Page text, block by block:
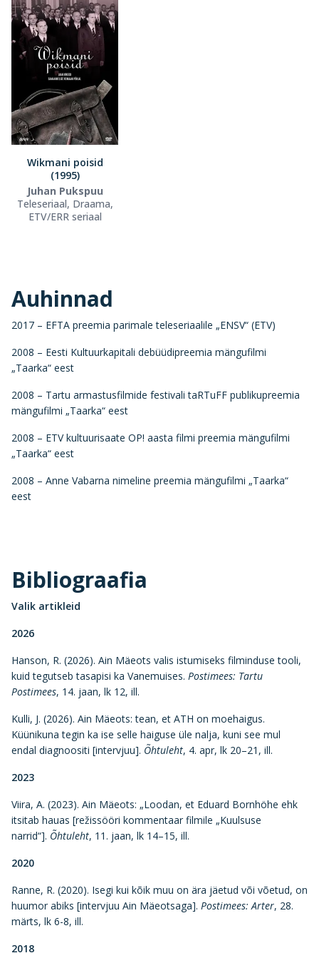
Wikmani poisid
(1995)
Juhan Pukspuu
Teleseriaal, Draama,
ETV/ERR seriaal
Auhinnad
2017 – EFTA preemia parimale teleseriaalile „ENSV“ (ETV)
2008 – Eesti Kultuurkapitali debüüdipreemia mängufilmi
„Taarka“ eest
2008 – Tartu armastusfilmide festivali taRTuFF publikupreemia
mängufilmi „Taarka“ eest
2008 – ETV kultuurisaate OP! aasta filmi preemia mängufilmi
„Taarka“ eest
2008 – Anne Vabarna nimeline preemia mängufilmi „Taarka“
eest
Bibliograafia
Valik artikleid
2026
Hanson, R. (2026). Ain Mäeots valis istumiseks filminduse tooli,
kuid tegutseb tasapisi ka Vanemuises. Postimees: Tartu
Postimees, 14. jaan, lk 12, ill.
Kulli, J. (2026). Ain Mäeots: tean, et ATH on moehaigus.
Küünikuna tegin ka ise selle haiguse üle nalja, kuni see mul
endal diagnoositi [intervjuu]. Õhtuleht, 4. apr, lk 20–21, ill.
2023
Viira, A. (2023). Ain Mäeots: „Loodan, et Eduard Bornhöhe ehk
itsitab hauas [režissööri kommentaar filmile „Kuulsuse
narrid“]. Õhtuleht, 11. jaan, lk 14–15, ill.
2020
Ranne, R. (2020). Isegi kui kõik muu on ära jäetud või võetud, on
huumor abiks [intervjuu Ain Mäeotsaga]. Postimees: Arter, 28.
märts, lk 6-8, ill.
2018